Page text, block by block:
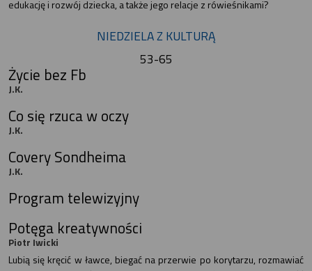
edukację i rozwój dziecka, a także jego relacje z rówieśnikami?
NIEDZIELA Z KULTURĄ
53-65
Życie bez Fb
J.K.
Co się rzuca w oczy
J.K.
Covery Sondheima
J.K.
Program telewizyjny
Potęga kreatywności
Piotr Iwicki
Lubią się kręcić w ławce, biegać na przerwie po korytarzu, rozmawiać